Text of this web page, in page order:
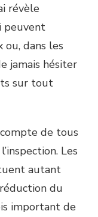
révèle
peuvent
dans les
jamais hésiter
sur tout
de tous
Les
autant
du
important de